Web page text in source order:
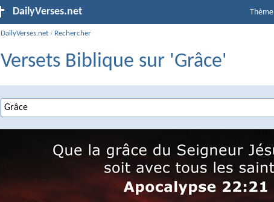
DailyVerses.net Thème
DailyVerses.net › Rechercher
Versets Biblique sur 'Grâce'